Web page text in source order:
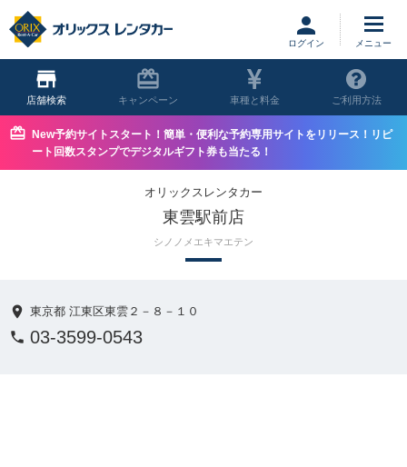
ログイン
店舗 キャンペーン 車種と料金 ご利用方法
New予約サイトスタート！簡単・便利な予約専用サイトをリリース！リピ
ート回数スタンプでデジタルギフト券も当たる！
オリックスレンタカー
東雲駅前店
シノノメエキマエテン
東京都 江東区東雲２－８－１０
03-3599-0543